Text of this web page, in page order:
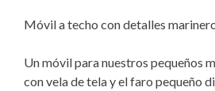
Móvil a techo con detalles
Un móvil para nuestros pequeños
con vela de tela y el faro pequeño